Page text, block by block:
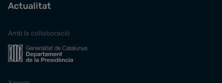
Actualitat
Amb la col·laboració